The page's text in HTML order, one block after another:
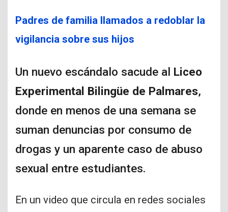
Padres de familia llamados a redoblar la
vigilancia sobre sus hijos
Un nuevo escándalo sacude al Liceo
Experimental Bilingüe de Palmares,
donde en menos de una semana se
suman denuncias por consumo de
drogas y un aparente caso de abuso
sexual entre estudiantes.
En un video que circula en redes sociales